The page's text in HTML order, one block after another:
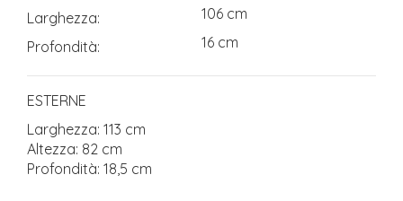
Larghezza
106 cm
Profondità
16 cm
ESTERNE
Larghezza: 113 cm
Altezza: 82 cm
Profondità: 18,5 cm